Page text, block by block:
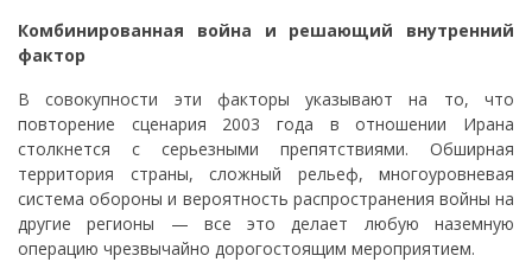
Комбинированная война и решающий внутренний
фактор
В совокупности эти факторы указывают на то, что
повторение сценария 2003 года в отношении Ирана
столкнется с серьезными препятствиями. Обширная
территория страны, сложный рельеф, многоуровневая
система обороны и вероятность распространения войны на
другие регионы — все это делает любую наземную
операцию чрезвычайно дорогостоящим мероприятием.